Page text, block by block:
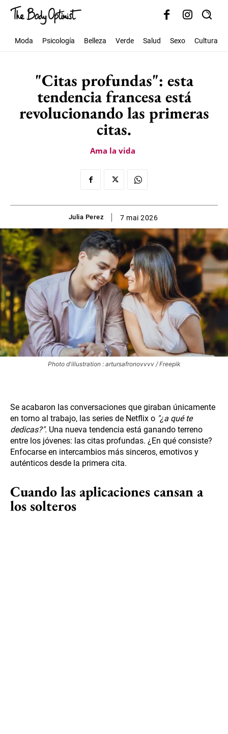
Moda Psicología Belleza Verde Salud Sexo Cultura
"Citas profundas": esta
tendencia francesa está
revolucionando las primeras
citas.
Ama la vida
Julia Perez 7 mai 2026
Photo d'illustration : artursafronovvvv / Freepik
Se acabaron las conversaciones que giraban únicamente
en torno al trabajo, las series de Netflix o "¿a qué te
dedicas?". Una nueva tendencia está ganando terreno
entre los jóvenes: las citas profundas. ¿En qué consiste?
Enfocarse en intercambios más sinceros, emotivos y
auténticos desde la primera cita.
Cuando las aplicaciones cansan a
los solteros